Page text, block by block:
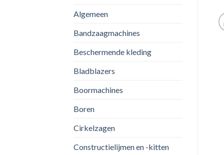
Algemeen
Bandzaagmachines
Beschermende kleding
Bladblazers
Boormachines
Boren
Cirkelzagen
Constructielijmen en -kitten